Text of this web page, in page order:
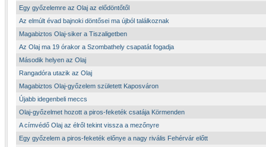
Egy győzelemre az Olaj az elődöntőtől
Az elmúlt évad bajnoki döntősei ma újból találkoznak
Magabiztos Olaj-siker a Tiszaligetben
Az Olaj ma 19 órakor a Szombathely csapatát fogadja
Második helyen az Olaj
Rangadóra utazik az Olaj
Magabiztos Olaj-győzelem született Kaposváron
Újabb idegenbeli meccs
Olaj-győzelmet hozott a piros-feketék csatája Körmenden
A címvédő Olaj az élről tekint vissza a mezőnyre
Egy győzelem a piros-feketék előnye a nagy rivális Fehérvár előtt